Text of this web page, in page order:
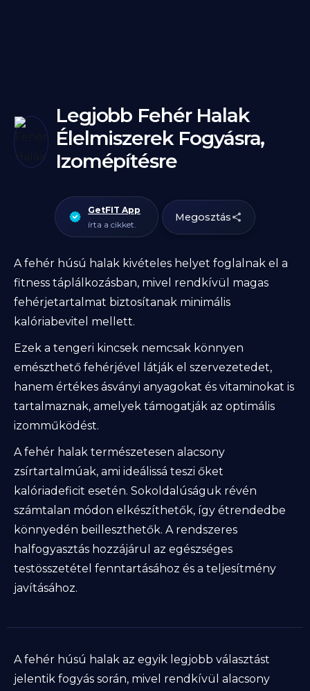
Legjobb Fehér Halak
Élelmiszerek Fogyásra,
Izomépítésre
GetFIT App
írta a cikket.
Megosztás
A fehér húsú halak kivételes helyet foglalnak el a
fitness táplálkozásban, mivel rendkívül magas
fehérjetartalmat biztosítanak minimális
kalóriabevitel mellett.
Ezek a tengeri kincsek nemcsak könnyen
emészthető fehérjével látják el szervezetedet,
hanem értékes ásványi anyagokat és vitaminokat is
tartalmaznak, amelyek támogatják az optimális
izomműködést.
A fehér halak természetesen alacsony
zsírtartalmúak, ami ideálissá teszi őket
kalóriadeficit esetén. Sokoldalúságuk révén
számtalan módon elkészíthetők, így étrendedbe
könnyedén beilleszthetők. A rendszeres
halfogyasztás hozzájárul az egészséges
testösszetétel fenntartásához és a teljesítmény
javításához.
A fehér húsú halak az egyik legjobb választást
jelentik fogyás során, mivel rendkívül alacsony